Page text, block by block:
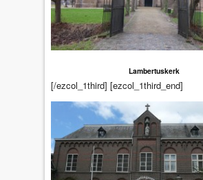
Lambertuskerk
[/ezcol_1third] [ezcol_1third_end]